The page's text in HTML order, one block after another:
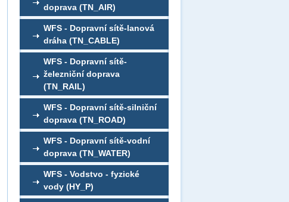
doprava (TN_AIR)
WFS - Dopravní sítě-lanová
dráha (TN_CABLE)
WFS - Dopravní sítě-
železniční doprava
(TN_RAIL)
WFS - Dopravní sítě-silniční
doprava (TN_ROAD)
WFS - Dopravní sítě-vodní
doprava (TN_WATER)
WFS - Vodstvo - fyzické
vody (HY_P)